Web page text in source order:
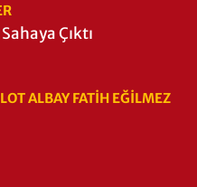
Çıktı
ALBAY FATIH EĞİLMEZ